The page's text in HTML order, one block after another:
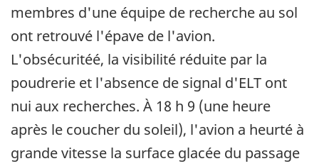
membres d'une équipe de recherche au sol
ont retrouvé l'épave de l'avion.
L'obsécuritéé, la visibilité réduite par la
poudrerie et l'absence de signal d'ELT ont
nui aux recherches. À 18 h 9 (une heure
après le coucher du soleil), l'avion a heurté à
grande vitesse la surface glacée du passage